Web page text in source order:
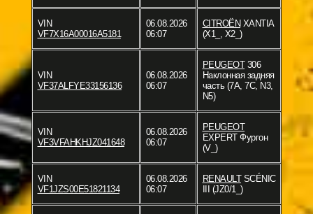
VIN
VF7X16A00016A5181
06.08.2026
06:07
CITROËN XANTIA
(X1_, X2_)
VIN
VF37ALFYE33156136
06.08.2026
06:07
PEUGEOT306
Наклонная задняя
часть (7A, 7C, N3,
N5)
VIN
VF3VFAHKHJZ041648
06.08.2026
06:07
PEUGEOT
EXPERT Фургон
(V_)
VIN
VF1JZS00E51821134
06.08.2026
06:07
RENAULTSCÉNIC
III (JZ0/1_)